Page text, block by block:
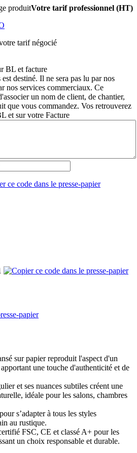
Votre tarif professionnel (HT)
tarif négocié
BL et facture
destiné. Il ne sera pas lu par nos
nos services commerciaux. Ce
un nom de client, de chantier,
que vous commandez. Vos retrouverez
et sur votre Facture
sur papier reproduit l'aspect d'un
une touche d'authenticité et de
et ses nuances subtiles créent une
idéale pour les salons, chambres
s’adapter à tous les styles
au rustique.
FSC, CE et classé A+ pour les
un choix responsable et durable.